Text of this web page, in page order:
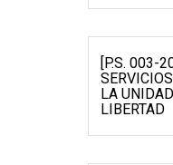
[P.S. 003-
LA
LIBERTAD